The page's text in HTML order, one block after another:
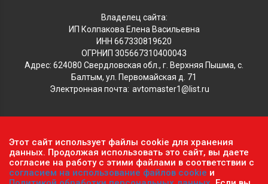
Владелец сайта:
ИП Колпакова Елена Васильевна
ИНН 667330819620
ОГРНИП 305667310400043
Адрес: 624080 Свердловская обл., г. Верхняя Пышма, с.
Балтым, ул. Первомайская д. 71
Электронная почта: avtomaster1@list.ru
Обратите внимание, что данный сайт носит исключительно
информационный характер и ни при каких условиях не
является публичной офертой, определяемой положениями ч.2
ст. 437 Гражданского кодекса РФ.Политика
Этот сайт использует файлы cookie для хранения
данных. Продолжая использовать это сайт, вы даете
согласие на работу с этими файлами в соответствии с
согласием на использование файлов cookie и